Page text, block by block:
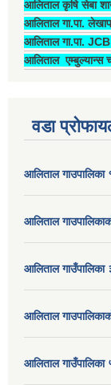
आलिताल कृषि सेबा
आलिताल गा.पा.
आलिताल गा.पा.
आलिताल
वडा
आलिताल गाउपालिका
आलिताल
आलिताल गाउँपालिका
आलिताल
आलिताल गाउँपालिका